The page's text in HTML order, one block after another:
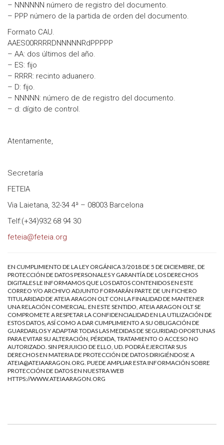
– NNNNNN número de registro del documento.
– PPP número de la partida de orden del documento.
Formato CAU.
AAES00RRRRDNNNNNRdPPPPP
– AA: dos últimos del año.
– ES: fijo
– RRRR: recinto aduanero.
– D: fijo.
– NNNNN: número de de registro del documento.
– d: dígito de control.
Atentamente,
Secretaría
FETEIA
Via Laietana, 32-34 4ª – 08003 Barcelona
Telf:(+34)932 68 94 30
feteia@feteia.org
EN CUMPLIMIENTO DE LA LEY ORGÁNICA 3/2018 DE 5 DE DICIEMBRE, DE
PROTECCIÓN DE DATOS PERSONALES Y GARANTÍA DE LOS DERECHOS
DIGITALES LE INFORMAMOS QUE LOS DATOS CONTENIDOS EN ESTE
CORREO Y/O ARCHIVO ADJUNTO FORMARÁN PARTE DE UN FICHERO
TITULARIDAD DE ATEIA ARAGON OLT CON LA FINALIDAD DE MANTENER
UNA RELACIÓN COMERCIAL. EN ESTE SENTIDO, ATEIA ARAGON OLT SE
COMPROMETE A RESPETAR LA CONFIDENCIALIDAD EN LA UTILIZACIÓN DE
ESTOS DATOS, ASÍ COMO A DAR CUMPLIMIENTO A SU OBLIGACIÓN DE
GUARDARLOS Y ADAPTAR TODAS LAS MEDIDAS DE SEGURIDAD OPORTUNAS
PARA EVITAR SU ALTERACIÓN, PÉRDIDA, TRATAMIENTO O ACCESO NO
AUTORIZADO. SIN PERJUICIO DE ELLO, UD. PODRÁ EJERCITAR SUS
DERECHOS EN MATERIA DE PROTECCIÓN DE DATOS DIRIGIÉNDOSE A
ATEIA@ATEIAARAGON.ORG. PUEDE AMPLIAR ESTA INFORMACIÓN SOBRE
PROTECCIÓN DE DATOS EN NUESTRA WEB
HTTPS://WWW.ATEIAARAGON.ORG